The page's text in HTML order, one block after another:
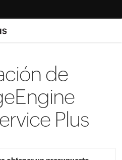
de
Plus